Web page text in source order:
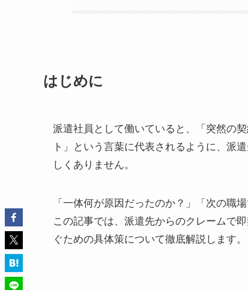
はじめに
派遣社員として働いていると、「突然の
ト」という言葉に代表されるように、派
しくありません。
「一体何が原因だったのか？」「次の職
この記事では、派遣先からのクレームで
ぐための具体策について徹底解説します。